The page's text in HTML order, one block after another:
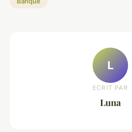
L
ECRIT PAR
Luna